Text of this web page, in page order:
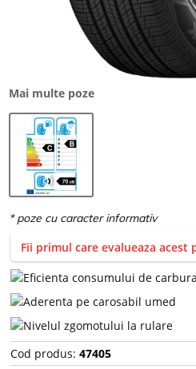
Mai multe poze
Fii primul care evalueaza acest
Cod produs: 47405